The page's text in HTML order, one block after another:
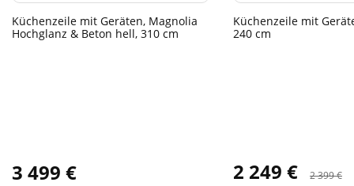
Küchenzeile mit Geräten, Magnolia
Hochglanz & Beton hell, 310 cm
3 499 €
Küchenzeile mit
240 cm
2 249 € 2 399 €